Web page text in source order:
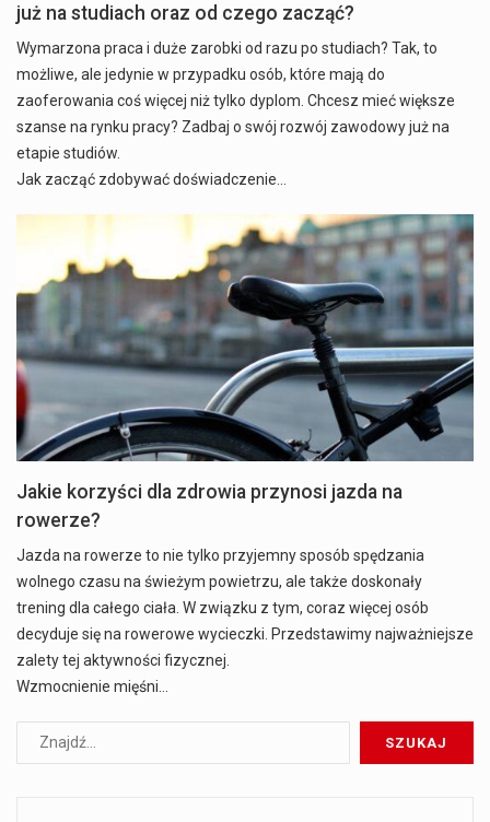
już na studiach oraz od czego zacząć?
Wymarzona praca i duże zarobki od razu po studiach? Tak, to
możliwe, ale jedynie w przypadku osób, które mają do
zaoferowania coś więcej niż tylko dyplom. Chcesz mieć większe
szanse na rynku pracy? Zadbaj o swój rozwój zawodowy już na
etapie studiów.
Jak zacząć zdobywać doświadczenie…
Jakie korzyści dla zdrowia przynosi jazda na
rowerze?
Jazda na rowerze to nie tylko przyjemny sposób spędzania
wolnego czasu na świeżym powietrzu, ale także doskonały
trening dla całego ciała. W związku z tym, coraz więcej osób
decyduje się na rowerowe wycieczki. Przedstawimy najważniejsze
zalety tej aktywności fizycznej.
Wzmocnienie mięśni…